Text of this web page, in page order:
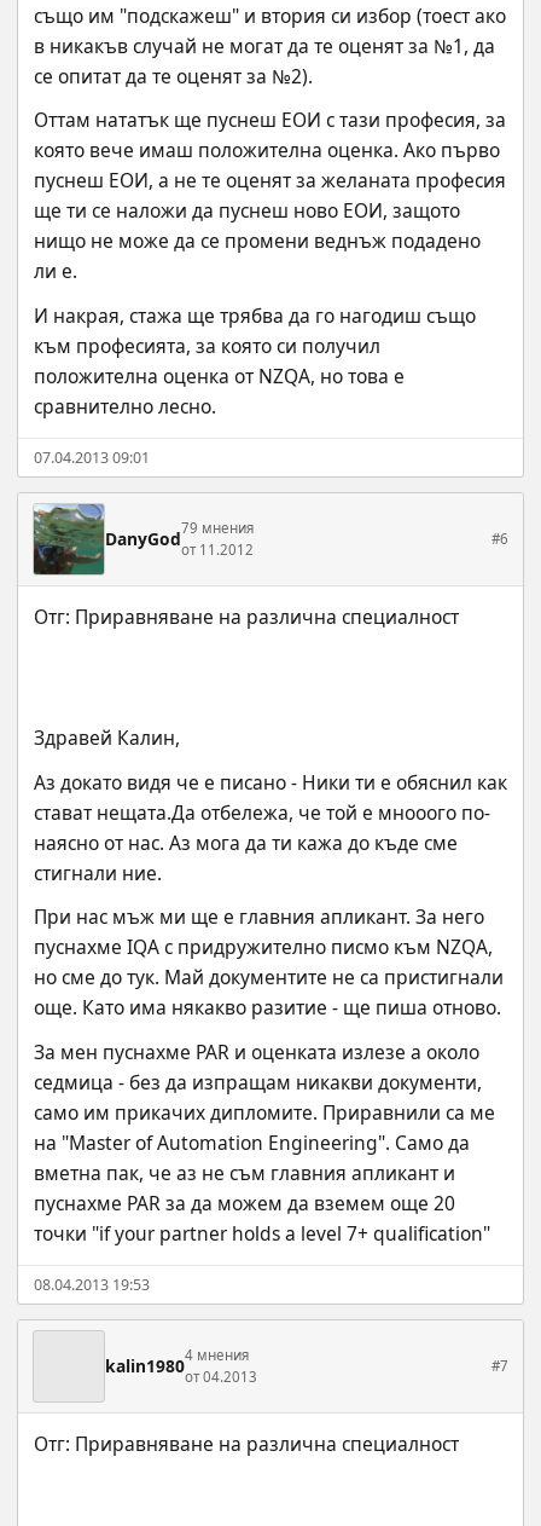
също им "подскажеш" и втория си избор (тоест ако
в никакъв случай не могат да те оценят за №1, да
се опитат да те оценят за №2).
Оттам нататък ще пуснеш ЕОИ с тази професия, за
която вече имаш положителна оценка. Ако първо
пуснеш ЕОИ, а не те оценят за желаната професия
ще ти се наложи да пуснеш ново ЕОИ, защото
нищо не може да се промени веднъж подадено
ли е.
И накрая, стажа ще трябва да го нагодиш също
към професията, за която си получил
положителна оценка от NZQA, но това е
сравнително лесно.
07.04.2013 09:01
DanyGod79 мнения
от 11.2012
#6
Здравей Калин,
Аз докато видя че е писано - Ники ти е обяснил как
стават нещата.Да отбележа, че той е мнооого по-
наясно от нас. Аз мога да ти кажа до къде сме
стигнали ние.
При нас мъж ми ще е главния апликант. За него
пуснахме IQA с придружително писмо към NZQA,
но сме до тук. Май документите не са пристигнали
още. Като има някакво разитие - ще пиша отново.
За мен пуснахме PAR и оценката излезе а около
седмица - без да изпращам никакви документи,
само им прикачих дипломите. Приравнили са ме
на "Master of Automation Engineering". Само да
вметна пак, че аз не съм главния апликант и
пуснахме PAR за да можем да вземем още 20
точки "if your partner holds a level 7+ qualification"
08.04.2013 19:53
kalin19804 мнения
от 04.2013
#7